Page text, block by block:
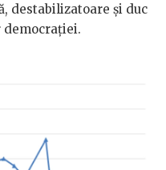
destabilizatoare și duc
democrației.